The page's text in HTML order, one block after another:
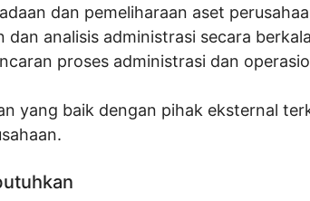
dan pemeliharaan aset
dan analisis administrasi secara
proses administrasi dan
yang baik dengan pihak eksternal